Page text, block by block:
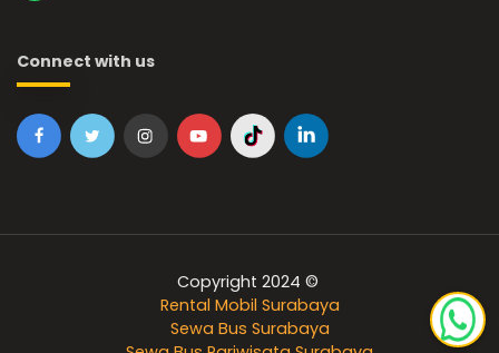
Connect with us
Copyright 2024 ©
Rental Mobil Surabaya
Sewa Bus Surabaya